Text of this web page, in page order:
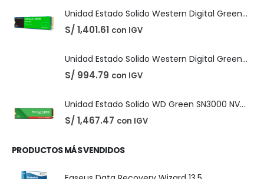
DIGITALES,LICENCIAS DE SOFTWARE
Adobe Creative Cloud - 1 Año
precio
original
era:
S/ 220.00.
precio
actual
es:
S/ 210.00.
PRODUCTOS DESTACADOS
Unidad Estado Solido Western Digital Green SN350 2TB
S/ 1,401.61 con IGV
Unidad Estado Solido Western Digital Green 2TB
S/ 994.79 con IGV
S/ 1,467.47 con IGV